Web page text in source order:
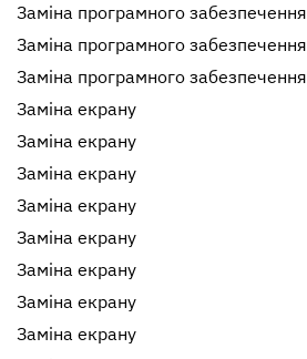
Заміна програмного забезпечення
Заміна програмного забезпечення
Заміна програмного забезпечення
Заміна екрану
Заміна екрану
Заміна екрану
Заміна екрану
Заміна екрану
Заміна екрану
Заміна екрану
Заміна екрану